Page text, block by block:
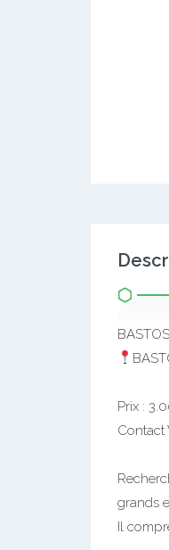
Prix :
Contact
grands
Il